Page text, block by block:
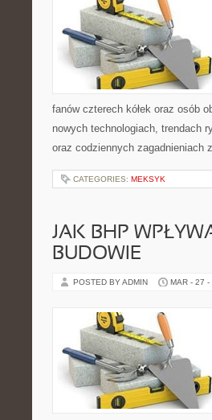
fanów czterech kółek oraz osób
nowych technologiach, trendach
oraz codziennych zagadnieniach
CATEGORIES: MEKSYK
JAK BHP
BUDOWIE
POSTED BY ADMIN MAR - 27 -